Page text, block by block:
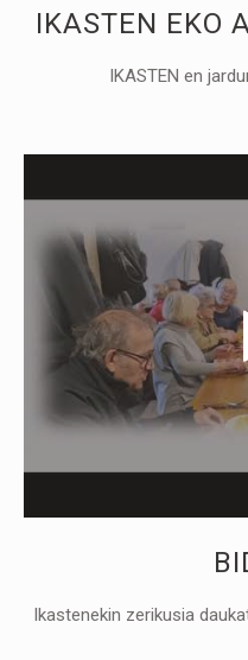
IKASTEN EKO
IKASTEN en
Ikastenekin zerikusia